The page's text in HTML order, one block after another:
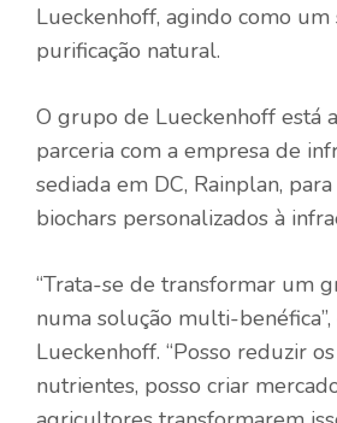
Lueckenhoff, agindo como um
purificação natural.
O grupo de Lueckenhoff está
parceria com a empresa de
sediada em DC, Rainplan,
biochars personalizados à
“Trata-se de transformar um
numa solução multi-benéfica”,
Lueckenhoff. “Posso reduzir
nutrientes, posso criar